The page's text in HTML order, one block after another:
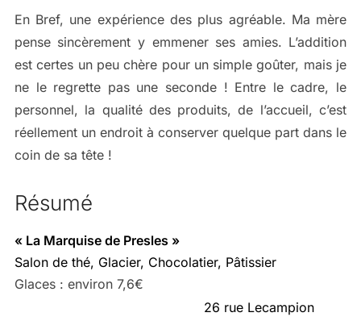
En Bref, une expérience des plus agréable. Ma mère
pense sincèrement y emmener ses amies. L’addition
est certes un peu chère pour un simple goûter, mais je
ne le regrette pas une seconde ! Entre le cadre, le
personnel, la qualité des produits, de l’accueil, c’est
réellement un endroit à conserver quelque part dans le
coin de sa tête !
Résumé
« La Marquise de Presles »
Salon de thé, Glacier, Chocolatier, Pâtissier
Glaces : environ 7,6€
26 rue Lecampion